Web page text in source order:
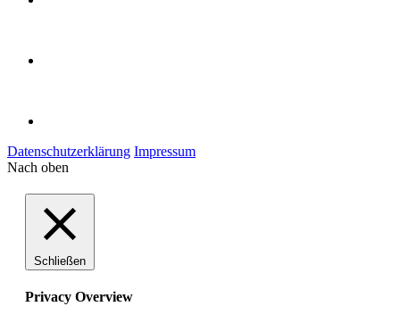
Datenschutzerklärung Impressum
Nach oben
Schließen
Privacy Overview